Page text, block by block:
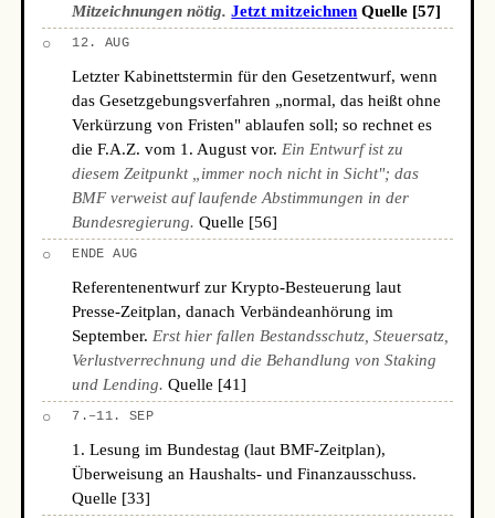
Mitzeichnungen nötig. Jetzt mitzeichnen Quelle [57]
○ 12. AUG
Letzter Kabinettstermin für den Gesetzentwurf, wenn
das Gesetzgebungsverfahren „normal, das heißt ohne
Verkürzung von Fristen" ablaufen soll; so rechnet es
die F.A.Z. vom 1. August vor. Ein Entwurf ist zu
diesem Zeitpunkt „immer noch nicht in Sicht"; das
BMF verweist auf laufende Abstimmungen in der
Bundesregierung. Quelle [56]
○ ENDE AUG
Referentenentwurf zur Krypto-Besteuerung laut
Presse-Zeitplan, danach Verbändeanhörung im
September. Erst hier fallen Bestandsschutz, Steuersatz,
Verlustverrechnung und die Behandlung von Staking
und Lending. Quelle [41]
○ 7.–11. SEP
1. Lesung im Bundestag (laut BMF-Zeitplan),
Überweisung an Haushalts- und Finanzausschuss.
Quelle [33]